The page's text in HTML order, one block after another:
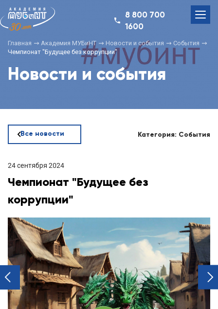
8 800 700
1600
Главная Академия МУБиНТ Новости и события
События
Чемпионат "Будущее без коррупции"
Новости и события
Все новости Категория: События
24 сентября 2024
Чемпионат "Будущее без
коррупции"
prev
next